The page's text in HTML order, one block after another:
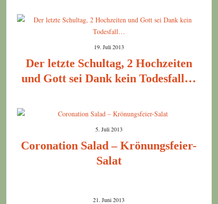
19. Juli 2013
Der letzte Schultag, 2 Hochzeiten
und Gott sei Dank kein Todesfall…
5. Juli 2013
Coronation Salad – Krönungsfeier-
Salat
21. Juni 2013